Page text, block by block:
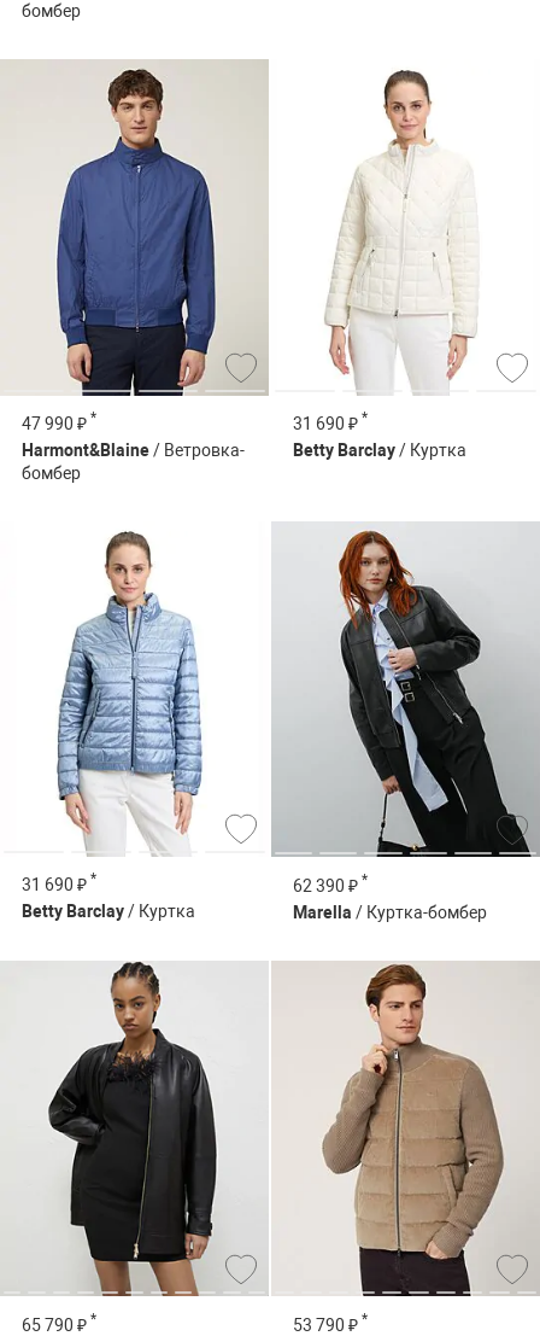
бомбер
47 990 ₽ *
Harmont&Blaine/ Ветровка-
бомбер
31 690 ₽ *
Betty Barclay/ Куртка
31 690 ₽ *
Betty Barclay/ Куртка
62 390 ₽ *
Marella / Куртка-бомбер
65 790 ₽ * 53 790 ₽ *